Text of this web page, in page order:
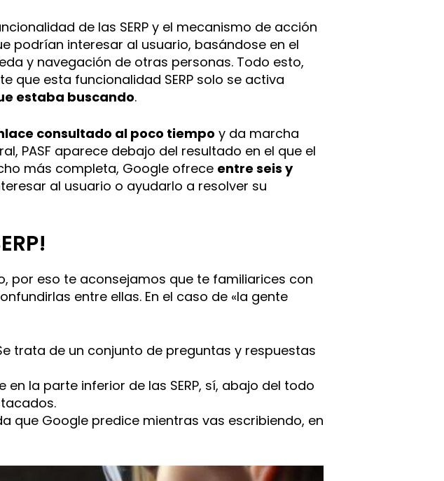
de las SERP y el mecanismo de acción
podrían interesar al usuario, basándose en el
y navegación de otras personas. Todo esto,
que esta funcionalidad SERP solo se activa
estaba buscando.
consultado al poco tiempo y da marcha
PASF aparece debajo del resultado en el que el
más completa, Google ofrece entre seis y
al usuario o ayudarlo a resolver su
por eso te aconsejamos que te familiarices con
entre ellas. En el caso de «la gente
trata de un conjunto de preguntas y respuestas
la parte inferior de las SERP, sí, abajo del todo
que Google predice mientras vas escribiendo, en